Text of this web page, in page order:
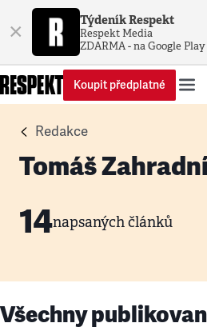
× Týdeník Respekt
Respekt Media
ZDARMA - na Google Play
Koupit předplatné
Redakce
Tomáš
14napsaných článků
Všechny